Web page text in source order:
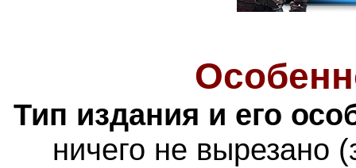
Тип издания и его
ничего не вырезано